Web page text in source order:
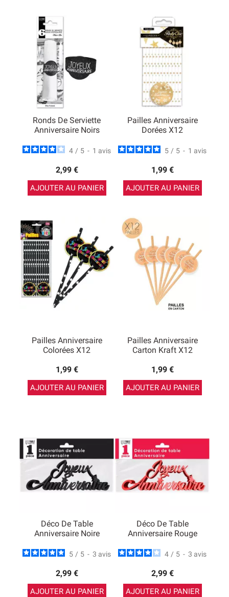
Ronds De Serviette
Anniversaire Noirs
4 / 5 - 1 avis
2,99 €
AJOUTER AU PANIER
Pailles Anniversaire
Dorées X12
5 / 5 - 1 avis
1,99 €
AJOUTER AU PANIER
Pailles Anniversaire
Colorées X12
1,99 €
AJOUTER AU PANIER
Pailles Anniversaire
Carton Kraft X12
1,99 €
AJOUTER AU PANIER
Déco De Table
Anniversaire Noire
5 / 5 - 3 avis
2,99 €
AJOUTER AU PANIER
Déco De Table
Anniversaire Rouge
4 / 5 - 3 avis
2,99 €
AJOUTER AU PANIER